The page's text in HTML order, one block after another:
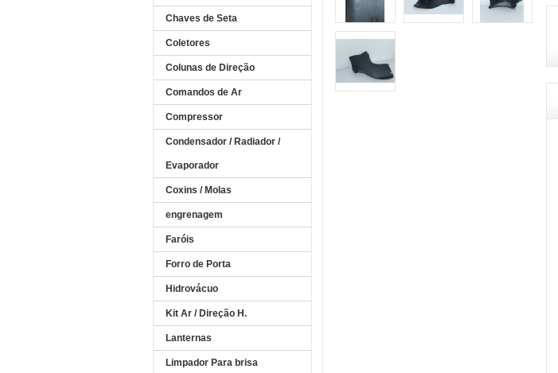
Chaves de Seta
Coletores
Colunas de Direção
Comandos de Ar
Compressor
Condensador / Radiador /
Evaporador
Coxins / Molas
engrenagem
Faróis
Forro de Porta
Hidrovácuo
Kit Ar / Direção H.
Lanternas
Limpador Para brisa